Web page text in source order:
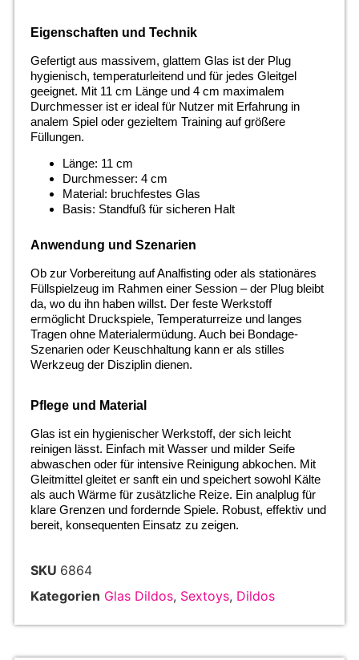
Eigenschaften und Technik
Gefertigt aus massivem, glattem Glas ist der Plug
hygienisch, temperaturleitend und für jedes Gleitgel
geeignet. Mit 11 cm Länge und 4 cm maximalem
Durchmesser ist er ideal für Nutzer mit Erfahrung in
analem Spiel oder gezieltem Training auf größere
Füllungen.
Länge: 11 cm
Durchmesser: 4 cm
Material: bruchfestes Glas
Basis: Standfuß für sicheren Halt
Anwendung und Szenarien
Ob zur Vorbereitung auf Analfisting oder als stationäres
Füllspielzeug im Rahmen einer Session – der Plug bleibt
da, wo du ihn haben willst. Der feste Werkstoff
ermöglicht Druckspiele, Temperaturreize und langes
Tragen ohne Materialermüdung. Auch bei Bondage-
Szenarien oder Keuschhaltung kann er als stilles
Werkzeug der Disziplin dienen.
Pflege und Material
Glas ist ein hygienischer Werkstoff, der sich leicht
reinigen lässt. Einfach mit Wasser und milder Seife
abwaschen oder für intensive Reinigung abkochen. Mit
Gleitmittel gleitet er sanft ein und speichert sowohl Kälte
als auch Wärme für zusätzliche Reize. Ein analplug für
klare Grenzen und fordernde Spiele. Robust, effektiv und
bereit, konsequenten Einsatz zu zeigen.
SKU 6864
Kategorien Glas Dildos, Sextoys, Dildos